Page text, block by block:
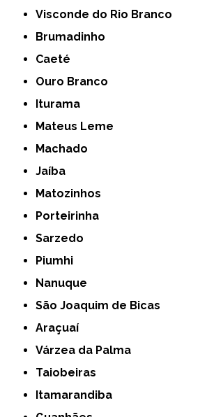
Visconde do Rio Branco
Brumadinho
Caeté
Ouro Branco
Iturama
Mateus Leme
Machado
Jaíba
Matozinhos
Porteirinha
Sarzedo
Piumhi
Nanuque
São Joaquim de Bicas
Araçuaí
Várzea da Palma
Taiobeiras
Itamarandiba